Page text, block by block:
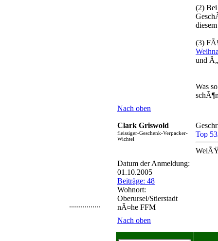
................
(2) Bei
(3)
und
Was
Nach oben
Clark Griswold
fleissiger-Geschenk-Verpacker-
Wichtel
Datum der Anmeldung:
01.10.2005
Beiträge: 48
Wohnort:
Oberursel/Stierstadt
nÃ¤he FFM
Nach oben